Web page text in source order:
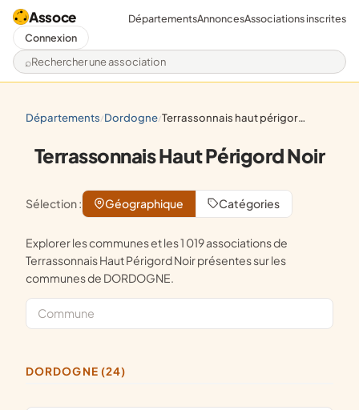
Assoce
Rechercher une association
DépartementsAnnoncesAssociations inscrites
Connexion
départements/ dordogne/ terrassonnais haut périgord noir
Terrassonnais Haut Périgord Noir
Sélection : Géographique Catégories
Explorer les communes et les 1 019 associations de
Terrassonnais Haut Périgord Noir présentes sur les
communes de DORDOGNE.
DORDOGNE (24)